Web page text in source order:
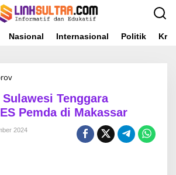
Nasional Internasional Politik
G
u
b
e
Tenggara
Pemda di Makassar
2024